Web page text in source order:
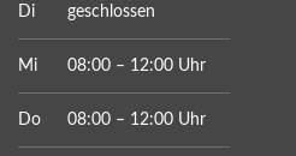
Di geschlossen
Mi 08:00 – 12:00 Uhr
Do 08:00 – 12:00 Uhr